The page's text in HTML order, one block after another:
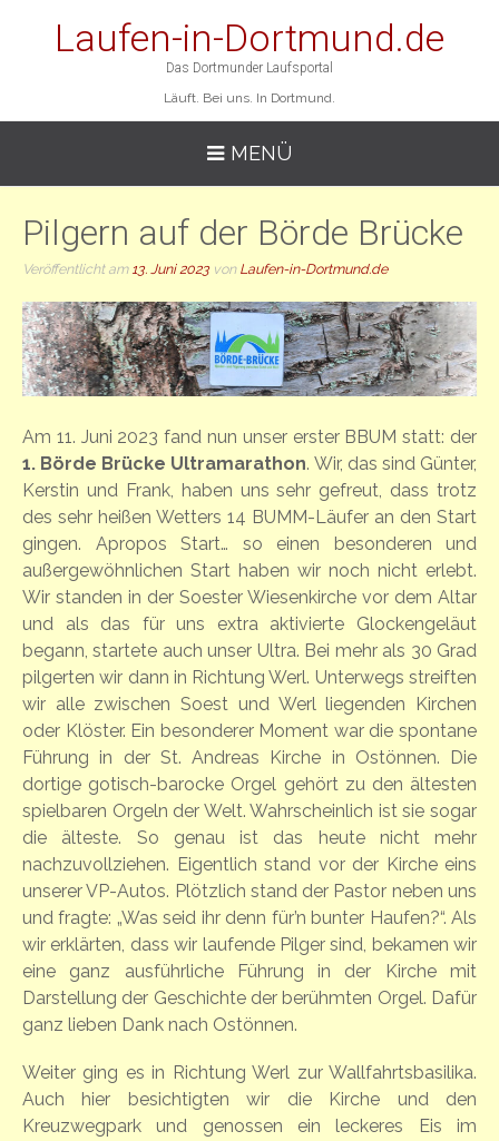
Laufen-in-Dortmund.de
Das Dortmunder Laufsportal
Läuft. Bei uns. In Dortmund.
MENÜ
Pilgern auf der Börde Brücke
Veröffentlicht am 13. Juni 2023von Laufen-in-Dortmund.de
Am 11. Juni 2023 fand nun unser erster BBUM statt: der
1. Börde Brücke Ultramarathon. Wir, das sind Günter,
Kerstin und Frank, haben uns sehr gefreut, dass trotz
des sehr heißen Wetters 14 BUMM-Läufer an den Start
gingen. Apropos Start… so einen besonderen und
außergewöhnlichen Start haben wir noch nicht erlebt.
Wir standen in der Soester Wiesenkirche vor dem Altar
und als das für uns extra aktivierte Glockengeläut
begann, startete auch unser Ultra. Bei mehr als 30 Grad
pilgerten wir dann in Richtung Werl. Unterwegs streiften
wir alle zwischen Soest und Werl liegenden Kirchen
oder Klöster. Ein besonderer Moment war die spontane
Führung in der St. Andreas Kirche in Ostönnen. Die
dortige gotisch-barocke Orgel gehört zu den ältesten
spielbaren Orgeln der Welt. Wahrscheinlich ist sie sogar
die älteste. So genau ist das heute nicht mehr
nachzuvollziehen. Eigentlich stand vor der Kirche eins
unserer VP-Autos. Plötzlich stand der Pastor neben uns
und fragte: „Was seid ihr denn für’n bunter Haufen?“. Als
wir erklärten, dass wir laufende Pilger sind, bekamen wir
eine ganz ausführliche Führung in der Kirche mit
Darstellung der Geschichte der berühmten Orgel. Dafür
ganz lieben Dank nach Ostönnen.
Weiter ging es in Richtung Werl zur Wallfahrtsbasilika.
Auch hier besichtigten wir die Kirche und den
Kreuzwegpark und genossen ein leckeres Eis im